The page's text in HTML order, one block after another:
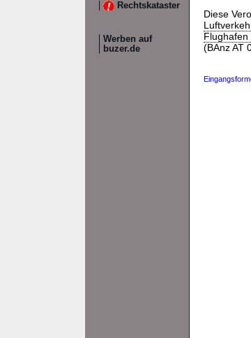
Rechtskataster
Werben auf
buzer.de
Diese
Flughafen
(BAnz AT